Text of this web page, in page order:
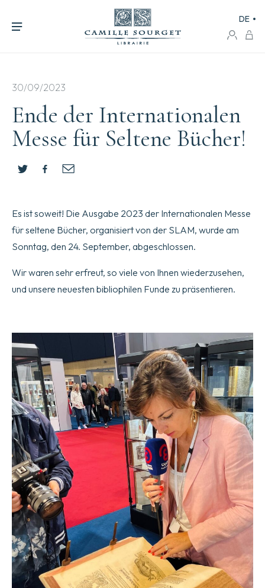
DE
30/09/2023
Ende der Internationalen
Messe für Seltene Bücher!
Es ist soweit! Die Ausgabe 2023 der Internationalen Messe
für seltene Bücher, organisiert von der SLAM, wurde am
Sonntag, den 24. September, abgeschlossen.
Wir waren sehr erfreut, so viele von Ihnen wiederzusehen,
und unsere neuesten bibliophilen Funde zu präsentieren.